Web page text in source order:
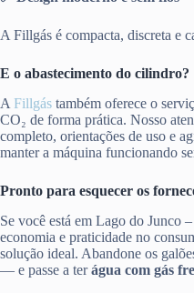
A Fillgás é compacta, discreta e
E o abastecimento do cilindro?
A Fillgás também oferece o
CO₂ de forma prática. Nosso
completo, orientações de uso e
manter a máquina funcionando
Pronto para esquecer os
Se você está em Lago do Junco
economia e praticidade no
solução ideal. Abandone os
— e passe a terágua com gás